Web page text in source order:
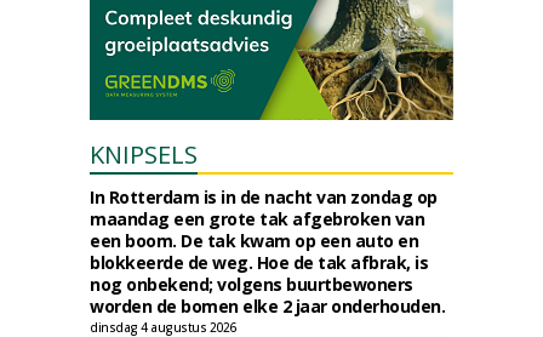
KNIPSELS
In Rotterdam is in de nacht van zondag op
maandag een grote tak afgebroken van
een boom. De tak kwam op een auto en
blokkeerde de weg. Hoe de tak afbrak, is
nog onbekend; volgens buurtbewoners
worden de bomen elke 2 jaar onderhouden.
dinsdag 4 augustus 2026